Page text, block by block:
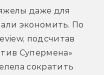
даже для
экономить. По
подсчитав
Супермена»
сократить